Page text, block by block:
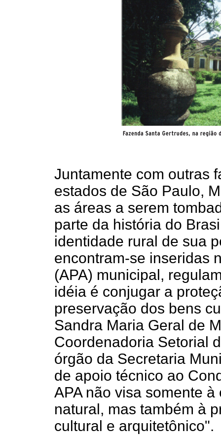
Juntamente com outras
estados de São Paulo,
as áreas a serem
parte da história do
identidade rural de sua
encontram-se inseridas
(APA) municipal,
idéia é conjugar a
preservação dos bens
Sandra Maria Geral de
Coordenadoria Setorial
órgão da Secretaria
de apoio técnico ao
APA não visa somente
natural, mas também à
cultural e arquitetônico".